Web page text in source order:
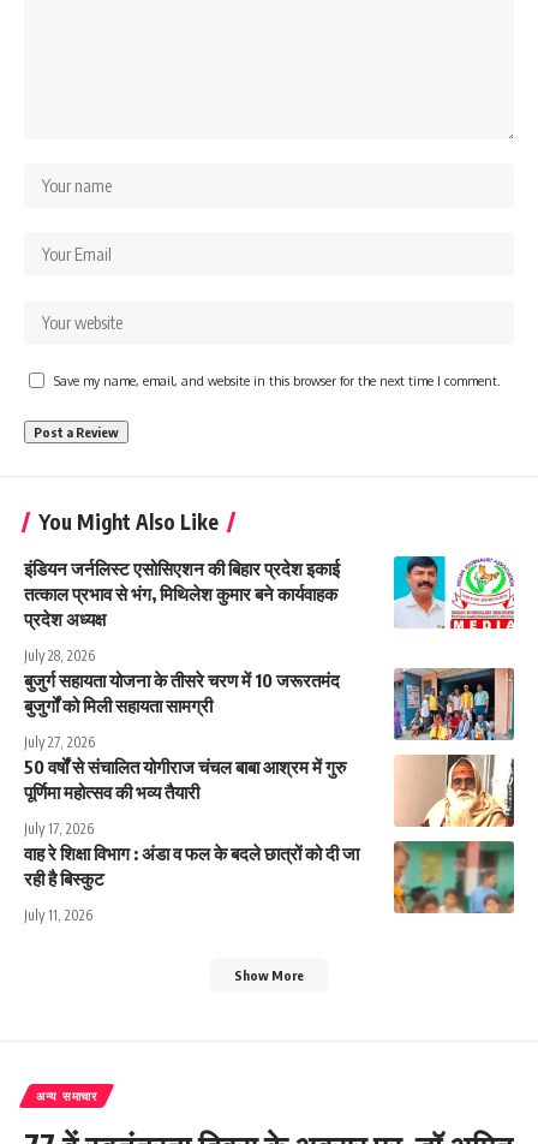
Save my name, email, and website in this browser for the next time I comment.
You Might Also Like
इंडियन जर्नलिस्ट एसोसिएशन की बिहार प्रदेश इकाई
तत्काल प्रभाव से भंग, मिथिलेश कुमार बने कार्यवाहक
प्रदेश अध्यक्ष
July 28, 2026
बुजुर्ग सहायता योजना के तीसरे चरण में 10 जरूरतमंद
बुजुर्गों को मिली सहायता सामग्री
July 27, 2026
50 वर्षों से संचालित योगीराज चंचल बाबा आश्रम में गुरु
पूर्णिमा महोत्सव की भव्य तैयारी
July 17, 2026
वाह रे शिक्षा विभाग : अंडा व फल के बदले छात्रों को दी जा
रही है बिस्कुट
July 11, 2026
Show More
अन्य समाचार